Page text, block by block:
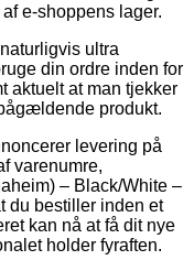
e-shoppens lager.
ultra
din ordre inden for
aktuelt at man tjekker
produkt.
levering på
varenumre,
– Black/White –
du bestiller inden et
kan nå at få dit nye
holder fyraften.